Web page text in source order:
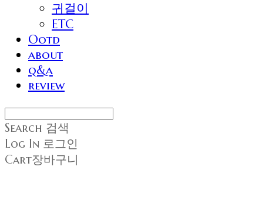
귀걸이
ETC
Ootd
about
q&a
review
Search 검색
Log In 로그인
Cart장바구니